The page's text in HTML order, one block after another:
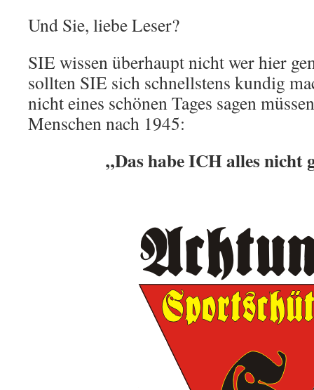
Und Sie, liebe Leser?
SIE wissen überhaupt nicht wer hier
sollten SIE sich schnellstens kundig
nicht eines schönen Tages sagen
Menschen nach 1945:
„Das habe ICH alles nicht